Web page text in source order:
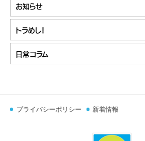
お知らせ
トラめし！
日常コラム
プライバシーポリシー 新着情報